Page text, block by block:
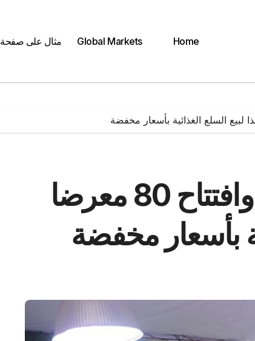
Home
Global Markets مثال على صفحة
محافظة أسيوط : تجهيز وافتتاح 80 معرضا
بأسعار مخفضة